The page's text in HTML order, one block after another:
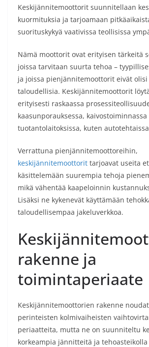
Keskijännitemoottorit suunnitellaan
kuormituksia ja tarjoamaan
suorituskykyä vaativissa teollisissa
Nämä moottorit ovat erityisen tärkeitä
joissa tarvitaan suurta tehoa –
ja joissa pienjännitemoottorit eivät
taloudellisia. Keskijännitemoottorit
erityisesti raskaassa
kaasunporauksessa,
tuotantolaitoksissa, kuten
Verrattuna pienjännitemoottoreihin,
keskijännitemoottorit tarjoavat useita
käsittelemään suurempia tehoja
mikä vähentää kaapeloinnin
Lisäksi ne kykenevät käyttämään
taloudellisempaa jakeluverkkoa.
rakenne ja
toimintaperiaate
Keskijännitemoottorien rakenne
perinteisten kolmivaiheisten
periaatteita, mutta ne on suunniteltu
korkeampia jännitteitä ja